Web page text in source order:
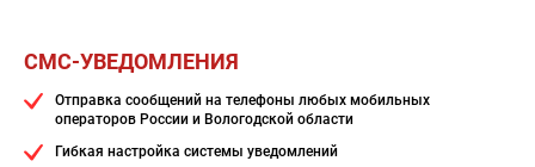
СМС-УВЕДОМЛЕНИЯ
Отправка сообщений на телефоны любых мобильных
операторов России и Вологодской области
Гибкая настройка системы уведомлений